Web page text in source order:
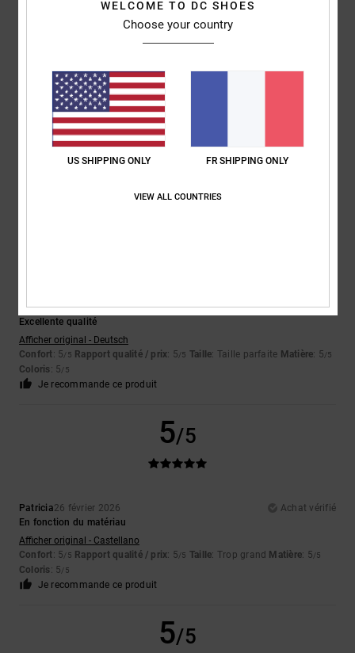
Confort
Rapport qualité / prix
Trop petit Trop grand
Coloris
Kerstin6 juillet 2026
Achat vérifié
Excellente qualité
Afficher original - Deutsch
Confort: 5/5 Rapport qualité / prix: 5/5 Taille: Taille parfaite Matière: 5/5
Coloris: 5/5
Je recommande ce produit
5/5
Patricia26 février 2026
Achat vérifié
En fonction du matériau
Afficher original - Castellano
Confort: 5/5 Rapport qualité / prix: 5/5 Taille: Trop grand Matière: 5/5
Coloris: 5/5
Je recommande ce produit
5/5
WELCOME TO DC SHOES
Choose your country
US SHIPPING ONLY FR SHIPPING ONLY
VIEW ALL COUNTRIES